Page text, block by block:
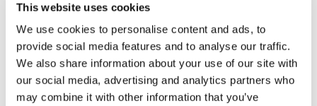
This website uses cookies
We use cookies to personalise content and ads, to
provide social media features and to analyse our traffic.
We also share information about your use of our site with
our social media, advertising and analytics partners who
may combine it with other information that you’ve
basis Tallil in zuidwest Irak. Sinds 2006 werd een
detachement van vijf toestellen toegevoegd aan de
Nederlandse Air Task Force in Afghanistan. Zij
ondersteunen Nederlandse en andere ISAF militairen
vanuit Kandahar en Uruzgan. Wegens bezuinigingen